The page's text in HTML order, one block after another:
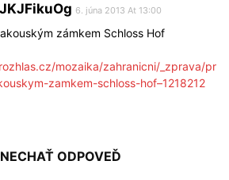
6. júna 2013 At 13:00
zámkem Schloss Hof
mozaika/zahranicni/_zprava/pr
zamkem-schloss-hof–1218212
ODPOVEĎ